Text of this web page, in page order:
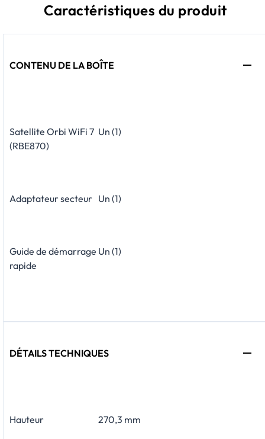
Caractéristiques du produit
CONTENU DE LA BOÎTE
Satellite Orbi WiFi 7
(RBE870)
Un (1)
Adaptateur secteur Un (1)
Guide de démarrage
rapide
Un (1)
DÉTAILS TECHNIQUES
Hauteur 270,3 mm